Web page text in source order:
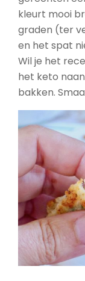
kleurt mooi
graden (ter
en het spat
Wil je het
het keto
bakken.